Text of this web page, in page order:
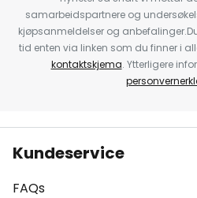
samarbeidspartnere og
kjøpsanmeldelser og
tid enten via linken som du finner i
kontaktskjema. Ytterligere
Kundeservice
FAQs